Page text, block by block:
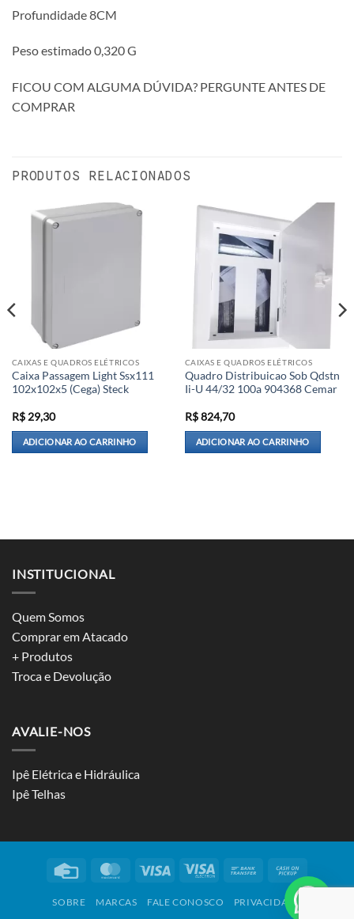
Profundidade 8CM
Peso estimado 0,320 G
FICOU COM ALGUMA DÚVIDA? PERGUNTE ANTES DE
COMPRAR
PRODUTOS RELACIONADOS
CAIXAS E QUADROS ELÉTRICOS
Caixa Passagem Light Ssx111
102x102x5 (Cega) Steck
R$29,30
ADICIONAR AO CARRINHO
CAIXAS E QUADROS ELÉTRICOS
Quadro Distribuicao Sob Qdstn
Ii-U 44/32 100a 904368 Cemar
R$824,70
ADICIONAR AO CARRINHO
INSTITUCIONAL
Quem Somos
Comprar em Atacado
+ Produtos
Troca e Devolução
AVALIE-NOS
Ipê Elétrica e Hidráulica
Ipê Telhas
Credit
MasterCardVisa
Visa
Bank
Transfer on
SOBRE MARCAS FALE CONOSCO PRIVACIDADE